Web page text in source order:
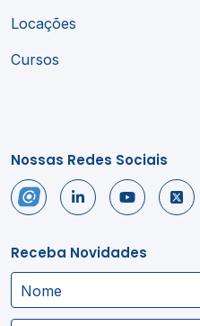
Locações
Cursos
Nossas Redes Sociais
Receba Novidades
Nome